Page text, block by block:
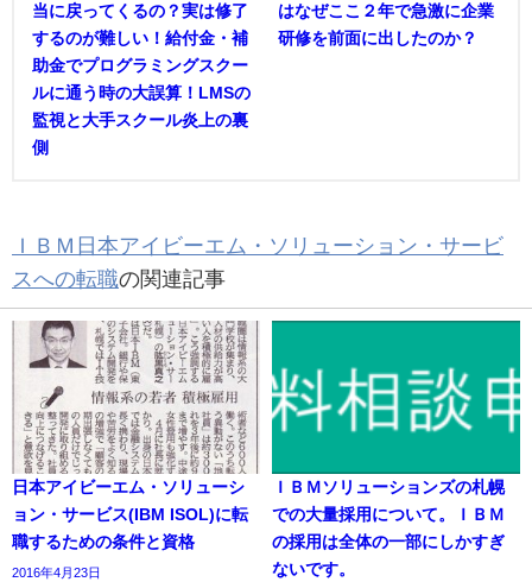
当に戻ってくるの？実は修了
するのが難しい！給付金・補
助金でプログラミングスクー
ルに通う時の大誤算！LMSの
監視と大手スクール炎上の裏
側
はなぜここ２年で急激に企業
研修を前面に出したのか？
ＩＢＭ日本アイビーエム・ソリューション・サービ
スへの転職の関連記事
日本アイビーエム・ソリューシ
ョン・サービス(IBM ISOL)に転
職するための条件と資格
2016年4月23日
ＩＢＭソリューションズの札幌
での大量採用について。ＩＢＭ
の採用は全体の一部にしかすぎ
ないです。